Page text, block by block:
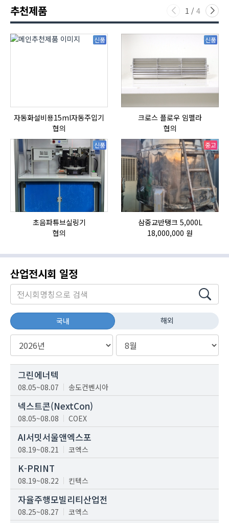
추천제품 1 / 4
신품
자동화설비용15ml자동주입기
협의
신품
크로스 플로우 임펠라
협의
신품
초음파튜브실링기
협의
중고
삼중교반탱크 5,000L
18,000,000 원
산업전시회 일정
국내 해외
그린에너텍
08.05~08.07 송도컨벤시아
넥스트콘(NextCon)
08.05~08.08 COEX
AI서밋서울앤엑스포
08.19~08.21 코엑스
K-PRINT
08.19~08.22 킨텍스
자율주행모빌리티산업전
08.25~08.27 코엑스